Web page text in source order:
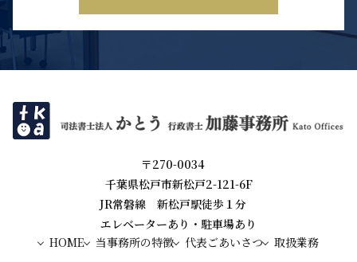
〒270-0034
千葉県松戸市新松戸2-121-6F
JR常磐線 新松戸駅徒歩１分
エレベーターあり・駐車場あり
HOME
当事務所の特徴 代表ごあいさつ
取扱業務